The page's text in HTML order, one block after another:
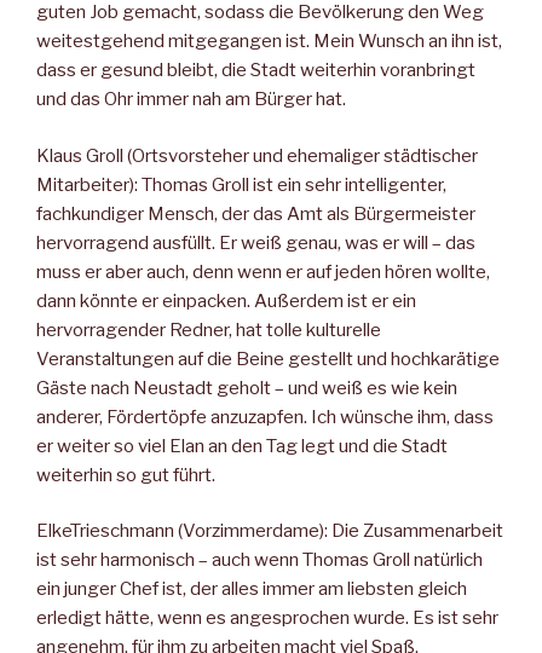
guten Job gemacht, sodass die Bevölkerung den Weg
weitestgehend mitgegangen ist. Mein Wunsch an ihn ist,
dass er gesund bleibt, die Stadt weiterhin voranbringt
und das Ohr immer nah am Bürger hat.
Klaus Groll (Ortsvorsteher und ehemaliger städtischer
Mitarbeiter): Thomas Groll ist ein sehr intelligenter,
fachkundiger Mensch, der das Amt als Bürgermeister
hervorragend ausfüllt. Er weiß genau, was er will – das
muss er aber auch, denn wenn er auf jeden hören wollte,
dann könnte er einpacken. Außerdem ist er ein
hervorragender Redner, hat tolle kulturelle
Veranstaltungen auf die Beine gestellt und hochkarätige
Gäste nach Neustadt geholt – und weiß es wie kein
anderer, Fördertöpfe anzuzapfen. Ich wünsche ihm, dass
er weiter so viel Elan an den Tag legt und die Stadt
weiterhin so gut führt.
ElkeTrieschmann (Vorzimmerdame): Die Zusammenarbeit
ist sehr harmonisch – auch wenn Thomas Groll natürlich
ein junger Chef ist, der alles immer am liebsten gleich
erledigt hätte, wenn es angesprochen wurde. Es ist sehr
angenehm, für ihm zu arbeiten macht viel Spaß.